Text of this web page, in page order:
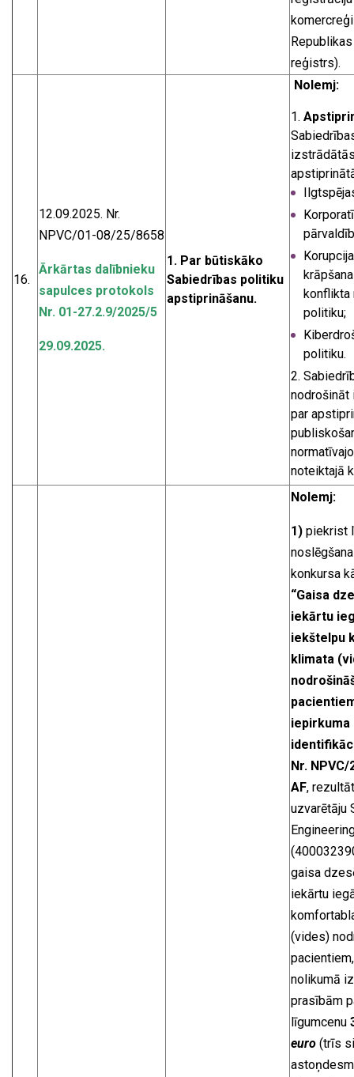
reģistrs).
16.
12.09.2025. Nr.
NPVC/01-08/25/8658
Ārkārtas dalībnieku
sapulces protokols
Nr. 01-27.2.9/2025/5
29.09.2025.
1. Par būtiskāko
Sabiedrības politiku
apstiprināšanu.
Nolemj:
konflikta
politiku;
politiku.
nodrošināt
par
noteiktajā
Nolemj:
1) piekrist
konkursa
“Gaisa
iekārtu
iekštelpu
klimata
iepirkuma
Nr. NPVC/
AF,
uzvarētāju
gaisa
iekārtu
(vides)
nolikumā
prasībām
līgumcenu
euro (trīs